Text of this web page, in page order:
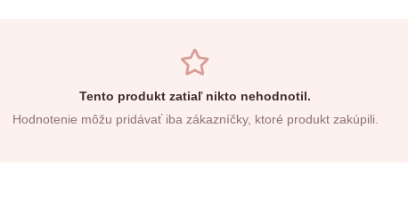
Tento produkt zatiaľ nikto nehodnotil.
Hodnotenie môžu pridávať iba zákazníčky, ktoré produkt zakúpili.